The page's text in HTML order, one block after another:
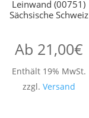
Leinwand (00751)
Sächsische Schweiz
Ab 21,00€
Enthält 19% MwSt.
zzgl. Versand